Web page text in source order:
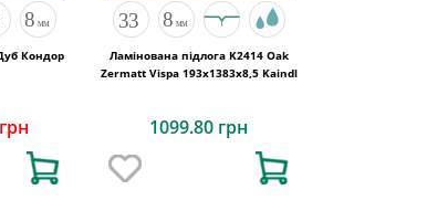
Кондор
Ламінована підлога K2414 Oak
Zermatt Vispa 193х1383х8,5 Kaindl
1099.80 грн